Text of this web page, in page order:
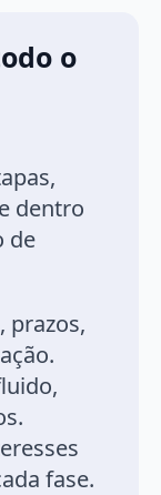
o
dentro
de
prazos,
fase.